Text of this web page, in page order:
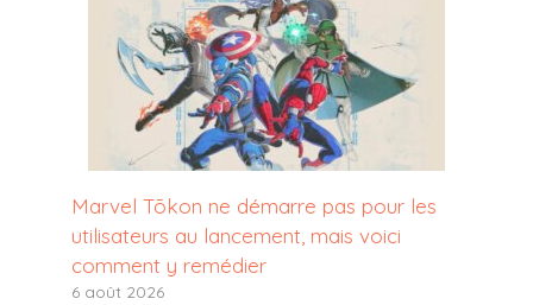
Marvel Tōkon ne démarre pas pour les
utilisateurs au lancement, mais voici
comment y remédier
6 août 2026